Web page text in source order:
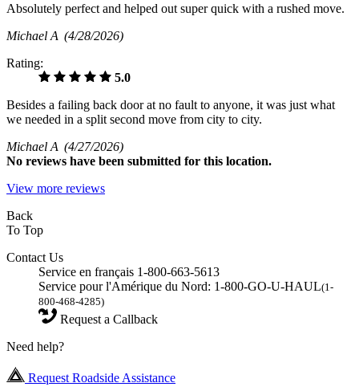
Absolutely perfect and helped out super quick with a rushed move.
Michael A (4/28/2026)
Rating:
5.0
Besides a failing back door at no fault to anyone, it was just what
we needed in a split second move from city to city.
Michael A (4/27/2026)
No reviews have been submitted for this location.
View more reviews
Back
To Top
Contact Us
Service en français 1-800-663-5613
Service pour l'Amérique du Nord: 1-800-GO-U-HAUL(1-
800-468-4285)
Request a Callback
Need help?
Request Roadside Assistance